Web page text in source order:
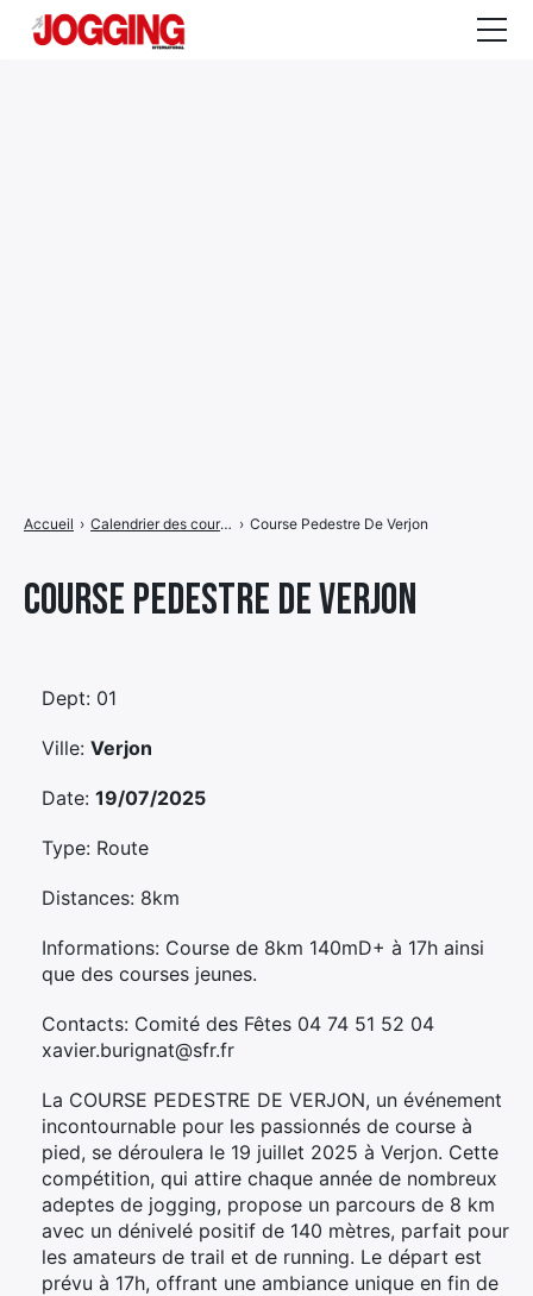
Course Pedestre De Verjon
Accueil › Calendrier des courses › Course Pedestre De Verjon
Dept: 01
Ville: Verjon
Date: 19/07/2025
Type: Route
Distances: 8km
Informations: Course de 8km 140mD+ à 17h ainsi
que des courses jeunes.
Contacts: Comité des Fêtes 04 74 51 52 04
xavier.burignat@sfr.fr
La COURSE PEDESTRE DE VERJON, un événement
incontournable pour les passionnés de course à
pied, se déroulera le 19 juillet 2025 à Verjon. Cette
compétition, qui attire chaque année de nombreux
adeptes de jogging, propose un parcours de 8 km
avec un dénivelé positif de 140 mètres, parfait pour
les amateurs de trail et de running. Le départ est
prévu à 17h, offrant une ambiance unique en fin de
de
ÉlémentÉlément